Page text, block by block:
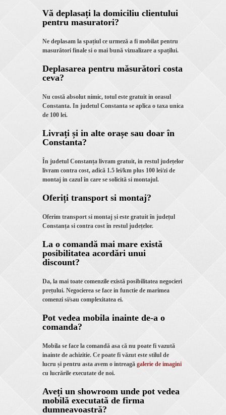
Vă deplasați la domiciliu clientului
pentru masuratori?
Ne deplasam la spațiul ce urmeză a fi mobilat pentru
masurători finale si o mai bună vizualizare a spațilui.
Deplasarea pentru măsurători costa
ceva?
Nu costă absolut nimic, totul este gratuit in orasul
Constanta. In judetul Constanta se aplica o taxa unica
de 100 lei.
Livrați și in alte orașe sau doar în
Constanta?
În judetul Constanța livram gratuit, in restul județelor
livram contra cost, adică 1.5 lei/km plus 100 lei/zi de
montaj in cazul în care se solicită si montajul.
Oferiți transport si montaj?
Oferim transport si montaj și este gratuit în județul
Constanța si contra cost în restul județelor.
La o comandă mai mare există
posibilitatea acordări unui
discount?
Da, la mai toate comenzile există posibilitatea negocieri
prețului. Negocierea se face in functie de marimea
comenzi si/sau complexitatea ei.
Pot vedea mobila inainte de-a o
comanda?
Mobila se face la comandă asa că nu poate fi vazută
inainte de achizitie. Ce poate fi văzut este stilul de
lucru și pentru asta avem o intreagă galerie de imagini
cu lucrările executate de noi.
Aveți un showroom unde pot vedea
mobilă executată de firma
dumneavoastră?